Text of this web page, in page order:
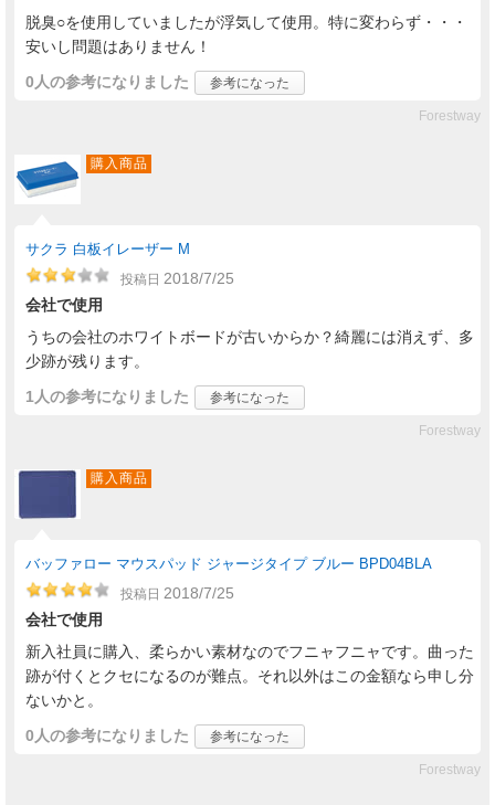
脱臭○を使用していましたが浮気して使用。特に変わらず・・・
安いし問題はありません！
0人の参考になりました 参考になった
Forestway
購入商品
サクラ 白板イレーザー M
投稿日 2018/7/25
会社で使用
うちの会社のホワイトボードが古いからか？綺麗には消えず、多
少跡が残ります。
1人の参考になりました 参考になった
Forestway
購入商品
バッファロー マウスパッド ジャージタイプ ブルー BPD04BLA
投稿日 2018/7/25
会社で使用
新入社員に購入、柔らかい素材なのでフニャフニャです。曲った
跡が付くとクセになるのが難点。それ以外はこの金額なら申し分
ないかと。
0人の参考になりました 参考になった
Forestway